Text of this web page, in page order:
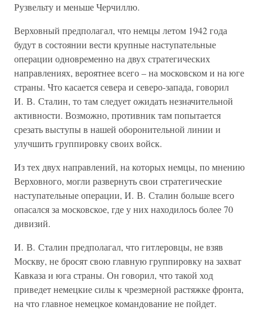
Рузвельту и меньше Черчиллю.
Верховный предполагал, что немцы летом 1942 года
будут в состоянии вести крупные наступательные
операции одновременно на двух стратегических
направлениях, вероятнее всего – на московском и на юге
страны. Что касается севера и северо-запада, говорил
И. В. Сталин, то там следует ожидать незначительной
активности. Возможно, противник там попытается
срезать выступы в нашей оборонительной линии и
улучшить группировку своих войск.
Из тех двух направлений, на которых немцы, по мнению
Верховного, могли развернуть свои стратегические
наступательные операции, И. В. Сталин больше всего
опасался за московское, где у них находилось более 70
дивизий.
И. В. Сталин предполагал, что гитлеровцы, не взяв
Москву, не бросят свою главную группировку на захват
Кавказа и юга страны. Он говорил, что такой ход
приведет немецкие силы к чрезмерной растяжке фронта,
на что главное немецкое командование не пойдет.